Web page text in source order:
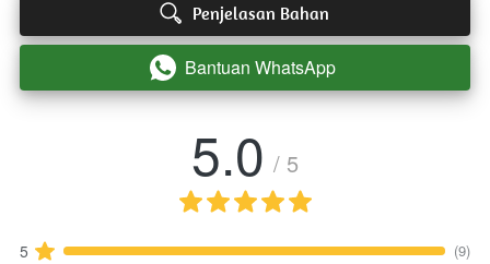
` Penjelasan Bahan
` Bantuan WhatsApp
5.0 / 5
5 (9)